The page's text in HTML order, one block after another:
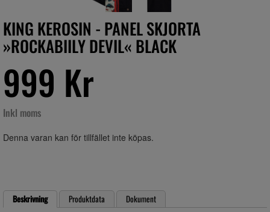
KING KEROSIN - PANEL SKJORTA
»ROCKABIILY DEVIL« BLACK
999 Kr
Inkl moms
Denna varan kan för tillfället inte köpas.
Beskrivning Produktdata
Dokument